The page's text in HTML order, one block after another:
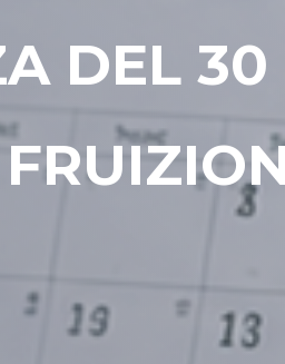
DEL